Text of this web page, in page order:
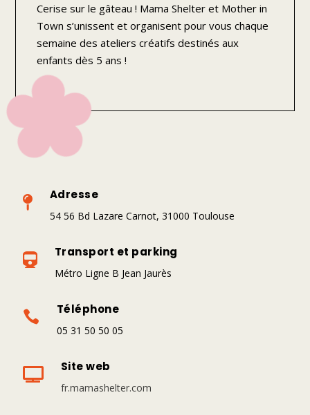
Cerise sur le gâteau ! Mama Shelter et Mother in
Town s’unissent et organisent pour vous chaque
semaine des ateliers créatifs destinés aux
enfants dès 5 ans !
 Adresse
54 56 Bd Lazare Carnot, 31000 Toulouse
 Transport et parking
Métro Ligne B Jean Jaurès
 Téléphone
05 31 50 50 05
 Site web
fr.mamashelter.com